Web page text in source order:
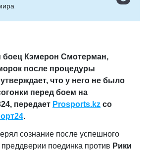
боец Кэмерон Смотерман,
после процедуры
что у него не было
перед боем на
передает Prosports.kz со
.
сознание после успешного
поединка против Рики